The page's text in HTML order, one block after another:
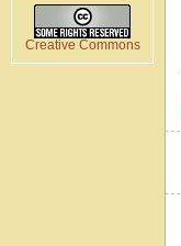
Creative Commons